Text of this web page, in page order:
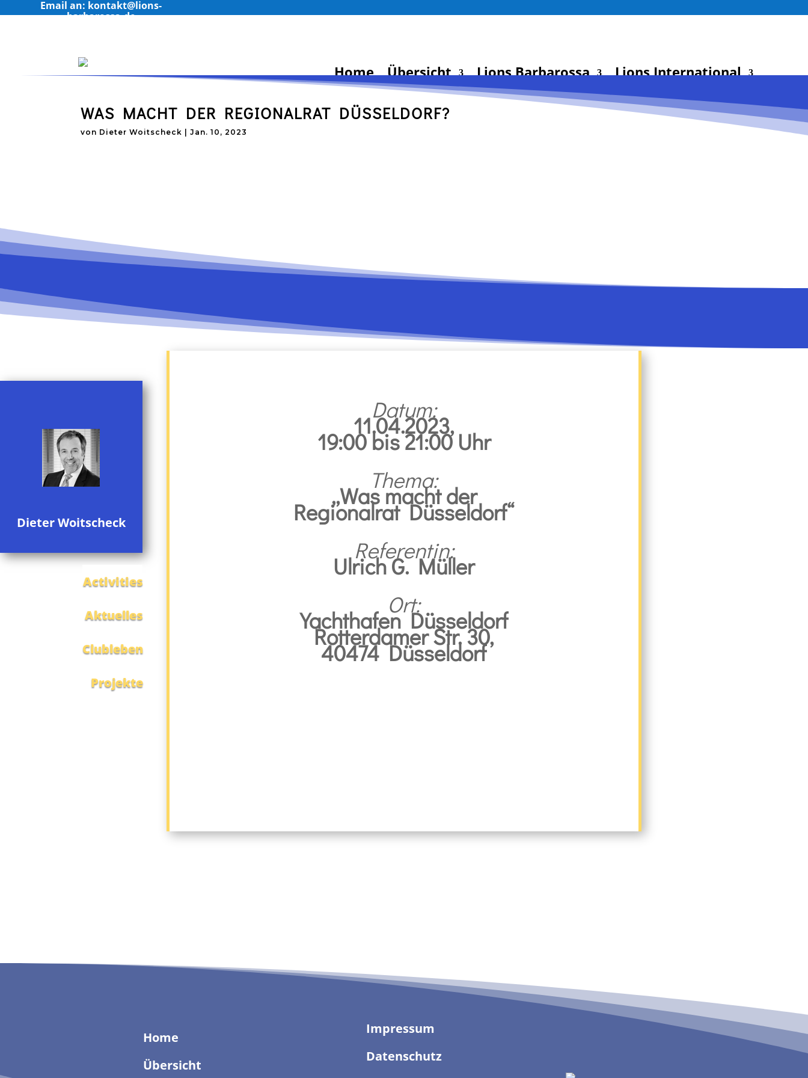
Email an: kontakt@lions-
barbarossa.de
Home Übersicht Lions Barbarossa Lions International
WAS MACHT DER REGIONALRAT DÜSSELDORF?
von Dieter Woitscheck |Jan. 10, 2023
Dieter Woitscheck
Activities
Aktuelles
Clubleben
Projekte
Datum:
11.04.2023,
19:00 bis 21:00 Uhr
Thema:
„Was macht der
Regionalrat Düsseldorf“
Referentin:
Ulrich G. Müller
Ort:
Yachthafen Düsseldorf
Rotterdamer Str. 30,
40474 Düsseldorf
Home
Übersicht
Impressum
Datenschutz